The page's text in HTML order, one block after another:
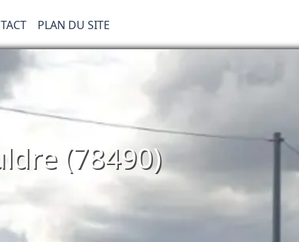
PLAN DU SITE
(78490)